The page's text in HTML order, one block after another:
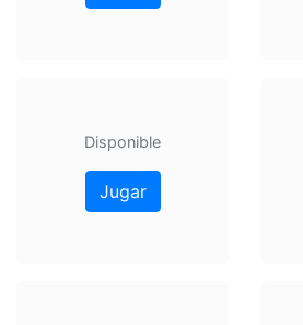
Disponible
Jugar